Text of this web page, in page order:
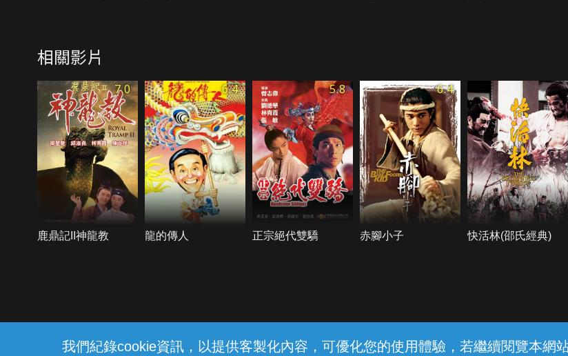
我們紀錄cookie資訊，以提供客製化內容，可優化您的使用體驗，若繼續閱覽本網
相關影片
7.0
鹿鼎記II神龍教
6.4
龍的傳人
5.8
正宗絕代雙驕
6.4
赤腳小子 快活林(邵氏經典)
線上客服 服務條款 隱私權保護